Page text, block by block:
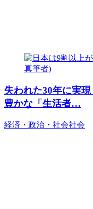
失われた30年に実
豊かな「生活者…
経済・政治・社会社会